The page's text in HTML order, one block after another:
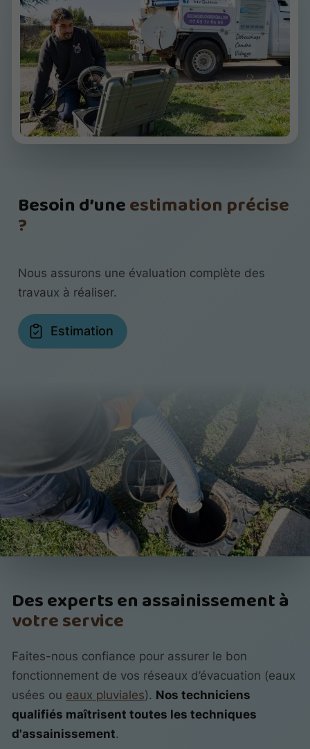
Besoin d’uneestimation précise
?
Nous assurons une évaluation complète des
travaux à réaliser.
Estimation
Des experts en assainissement à
votre service
Faites-nous confiance pour assurer le bon
fonctionnement de vos réseaux d’évacuation (eaux
usées ou eaux pluviales). Nos techniciens
qualifiés maîtrisent toutes les techniques
d'assainissement.